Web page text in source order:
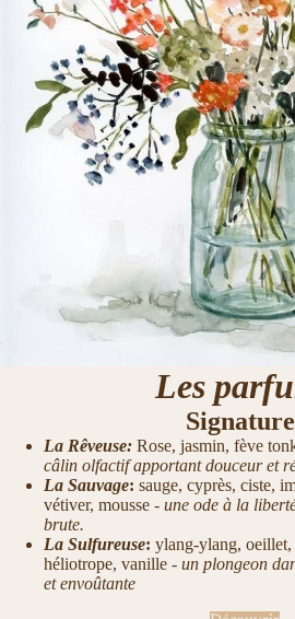
Les
La Rêveuse: Rose, jasmin, fève
câlin olfactif apportant douceur et
La Sauvage: sauge, cyprès, ciste,
vétiver, mousse - une ode à la
brute.
La Sulfureuse: ylang-ylang, oeillet,
héliotrope, vanille - un plongeon
et envoûtante